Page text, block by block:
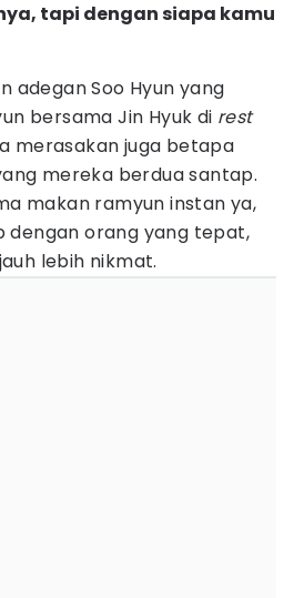
tapi dengan siapa kamu
adegan Soo Hyun yang
bersama Jin Hyuk di rest
merasakan juga betapa
mereka berdua santap.
makan ramyun instan ya,
dengan orang yang tepat,
lebih nikmat.